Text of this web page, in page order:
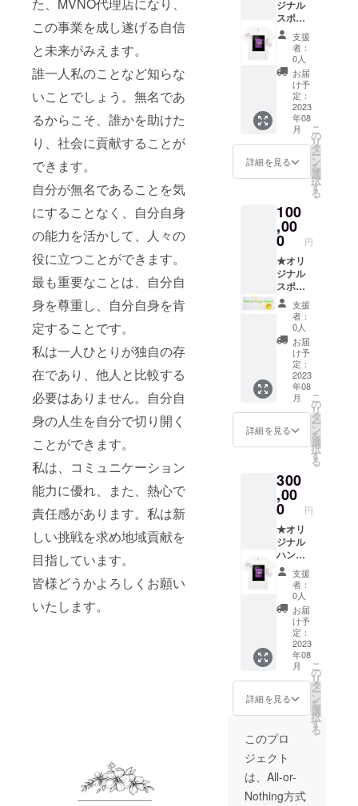
た、MVNO代理店になり、
この事業を成し遂げる自信
と未来がみえます。
誰一人私のことなど知らな
いことでしょう。無名であ
るからこそ、誰かを助けた
り、社会に貢献することが
できます。
自分が無名であることを気
にすることなく、自分自身
の能力を活かして、人々の
役に立つことができます。
最も重要なことは、自分自
身を尊重し、自分自身を肯
定することです。
私は一人ひとりが独自の存
在であり、他人と比較する
必要はありません。自分自
身の人生を自分で切り開く
ことができます。
私は、コミュニケーション
能力に優れ、また、熱心で
責任感があります。私は新
しい挑戦を求め地域貢献を
目指しています。
皆様どうかよろしくお願い
いたします。
／約
2.5×4、
コット
ン100%
シーチ
ング 生
地の厚
み：
シーチ
ン、カ
ラーは
ナチュ
ラルで
セージ
★スマ
ホのご
相談受
付：2か
月間
メール
または
ZOOM
対応、
必要に
応じて
伺いま
す。
（オン
ライン
のみ）
ジナル
スポー
ツタオ
ル１枚
(本体／
約
H40×W
110,綿
100％）
★オリ
ジナル
薄手
コット
ンバッ
／約
W36×H
37×D11
持ち手
／約
2.5×4、
コット
ン100%
シーチ
ング 生
地の厚
み：
シーチ
ン、カ
ラーは
ナチュ
ラルで
す） ★
オリジ
５枚
（綿
100％)
サイズ
は、身
丈71㎝
身幅53
㎝で
す。男
性Lサイ
ズ。カ
ラー
は、オ
フホワ
イトで
す。 ★
スマホ
のご相
談受
付：6ヶ
月間
メール
または
ZOOM
対応、
必要に
支援
者：
0人
お届
け予
定：
2023
年08
月
詳細を見る
こ
の
リ
タ
ー
ン
を
選
択
す
る
100
,00
0 円
★オリ
ジナル
スポー
ツタオ
ル５枚
(本体／
約
H40×W
110,綿
100％）
★オリ
ジナル
薄手
コット
ンバッ
／約
W36×H
37×D11
持ち手
／約
2.5×4、
コット
ン100%
シーチ
ング 生
地の厚
み：
シーチ
ン、カ
ラーは
ナチュ
ラルで
す） ★
オリジ
シャツ
10枚
（綿
100％)
サイズ
は、身
支援
者：
0人
お届
け予
定：
2023
年08
月
詳細を見る
こ
の
リ
タ
ー
ン
を
選
択
す
る
300
,00
0 円
★オリ
ジナル
ハンド
タオル
20枚
（本体
サイズ
H34×W
37、カ
ラーは
白地に
なりま
す） ★
オリジ
ポーツ
タオル
20枚(本
体／約
H40×W
110,綿
支援
者：
0人
お届
け予
定：
2023
年08
月
詳細を見る
こ
の
リ
タ
ー
ン
を
選
択
す
る
このプロ
ジェクト
は、All-or-
Nothing方式